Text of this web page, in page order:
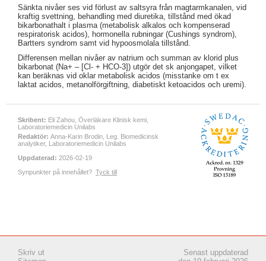
Sänkta nivåer ses vid förlust av saltsyra från magtarmkanalen, vid
kraftig svettning, behandling med diuretika, tillstånd med ökad
bikarbonathalt i plasma (metabolisk alkalos och kompenserad
respiratorisk acidos), hormonella rubningar (Cushings syndrom),
Bartters syndrom samt vid hypoosmolala tillstånd.
Differensen mellan nivåer av natrium och summan av klorid plus
bikarbonat (Na+ – [Cl- + HCO-3]) utgör det sk anjongapet, vilket
kan beräknas vid oklar metabolisk acidos (misstanke om t ex
laktat acidos, metanolförgiftning, diabetiskt ketoacidos och uremi).
Skribent: Eli Zahou, Överläkare Klinisk kemi,
Laboratoriemedicin Unilabs
Redaktör: Anna-Karin Brodin, Leg. Biomedicinsk
analytiker, Laboratoriemedicin Unilabs
Uppdaterad: 2026-02-19
Synpunkter på innehållet? Tyck till
Skriv ut
Senast uppdaterad